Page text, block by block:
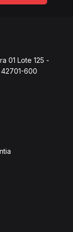
01 Lote 125 -
600